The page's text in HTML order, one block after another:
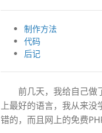
制作方法
代码
后记
前几天，我给自己做
上最好的语言，我从来
错的，而且网上的免费